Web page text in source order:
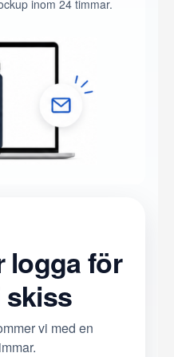
inom 24 timmar.
logga för
skiss
vi med en